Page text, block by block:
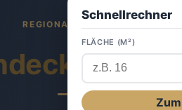
Schnellrechner
FLÄCHE (M²)
in